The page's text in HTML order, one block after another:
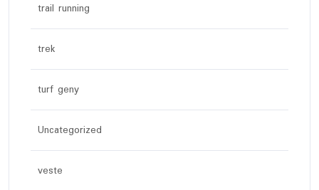
trail running
trek
turf geny
Uncategorized
veste